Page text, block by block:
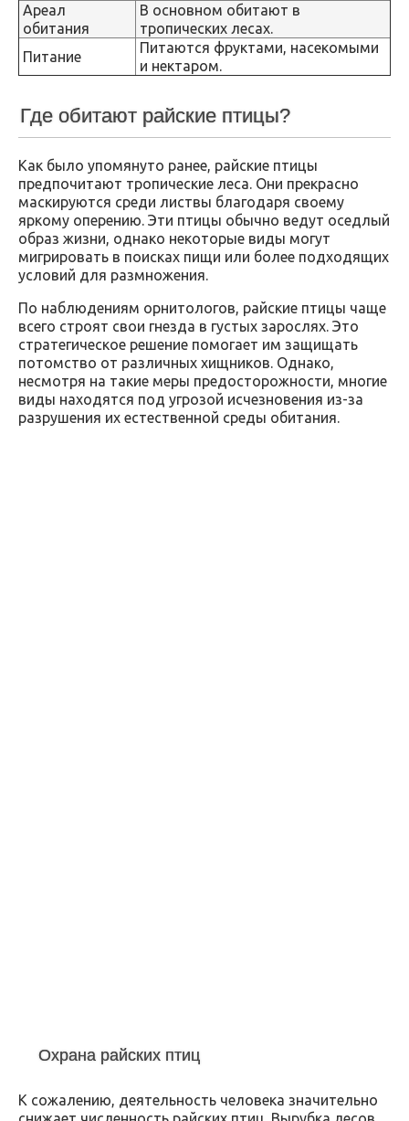
Ареал
обитания
В основном обитают в
тропических лесах.
Питание
Питаются фруктами, насекомыми
и нектаром.
Где обитают райские птицы?
Как было упомянуто ранее, райские птицы
предпочитают тропические леса. Они прекрасно
маскируются среди листвы благодаря своему
яркому оперению. Эти птицы обычно ведут оседлый
образ жизни, однако некоторые виды могут
мигрировать в поисках пищи или более подходящих
условий для размножения.
По наблюдениям орнитологов, райские птицы чаще
всего строят свои гнезда в густых зарослях. Это
стратегическое решение помогает им защищать
потомство от различных хищников. Однако,
несмотря на такие меры предосторожности, многие
виды находятся под угрозой исчезновения из-за
разрушения их естественной среды обитания.
Охрана райских птиц
К сожалению, деятельность человека значительно